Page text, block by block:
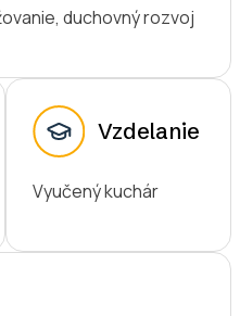
duchovný rozvoj
Vzdelanie
Vyučený kuchár